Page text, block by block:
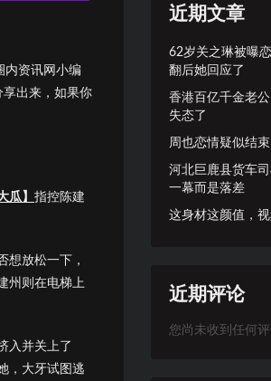
内资讯网小编
享出来，如果你
瓜】 指控陈建
想放松一下，
州则在电梯上
入并关上了
，大牙试图逃
近期文章
62岁关之琳被曝
翻后她回应了
香港百亿千金老
失态了
周也恋情疑似结
河北巨鹿县货车
一幕而是落差
这身材这颜值，
近期评论
您尚未收到任何评